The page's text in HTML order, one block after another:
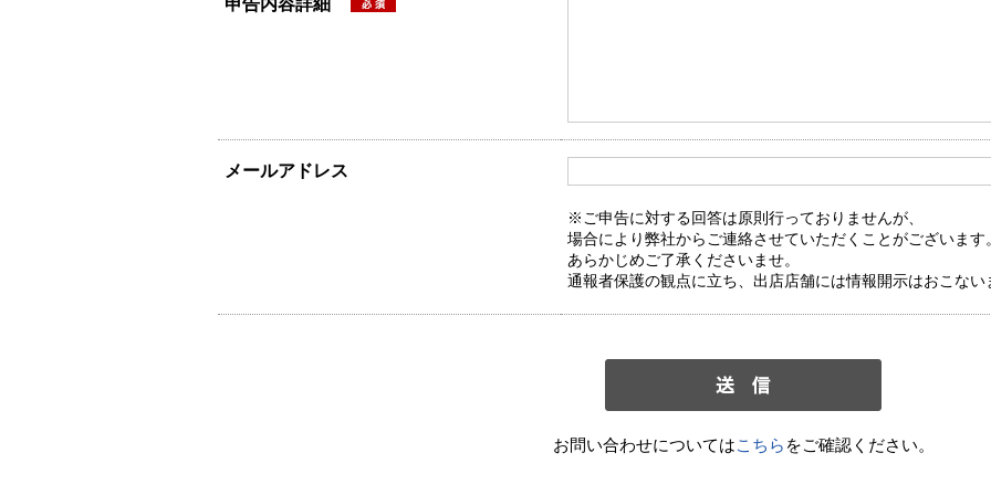
申告内容詳細
メールアドレス
※ご申告に対する回答は原則行っておりませんが、
場合により弊社からご連絡させていただくことがございます。
あらかじめご了承くださいませ。
通報者保護の観点に立ち、出店店舗には情報開示はおこない
お問い合わせについてはこちら をご確認ください。